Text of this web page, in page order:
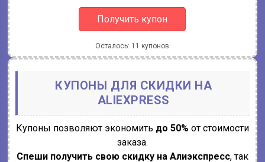
Получить купон
Осталось: 11 купонов
КУПОНЫ ДЛЯ СКИДКИ НА
ALIEXPRESS
Купоны позволяют экономить до 50% от стоимости
заказа.
Спеши получить свою скидку на Алиэкспресс, так